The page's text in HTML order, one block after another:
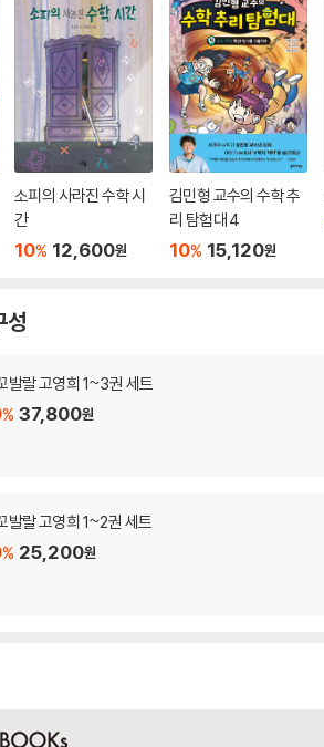
소피의 사라진 수학 시
간
10% 12,600원
김민형 교수의 수학 추
리 탐험대 4
10% 15,120원
성
발랄 고영희 1~3권 세트
% 37,800원
발랄 고영희 1~2권 세트
% 25,200원